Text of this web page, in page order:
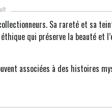
Sa rareté et sa
qui préserve la beauté et
associées à des histoires